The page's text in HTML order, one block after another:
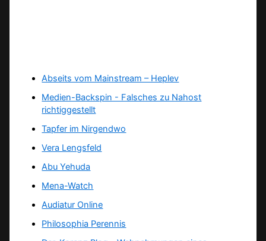
Abseits vom Mainstream – Heplev
Medien-Backspin - Falsches zu Nahost
richtiggestellt
Tapfer im Nirgendwo
Vera Lengsfeld
Abu Yehuda
Mena-Watch
Audiatur Online
Philosophia Perennis